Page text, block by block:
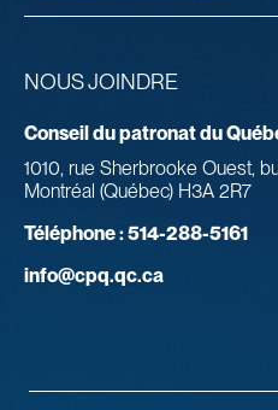
NOUS JOINDRE
Conseil du patronat du
1010, rue Sherbrooke Ouest,
Montréal (Québec) H3A 2R7
Téléphone :514-288-5161
info@cpq.qc.ca